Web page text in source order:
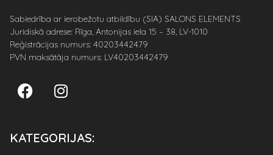
Sabiedrība ar ierobežotu atbildību (SIA) SALONS ELEMENTS
Juridiskā adrese: Rīga, Antonijas iela 15 – 38, LV-1010
Reģistrācijas numurs: 40203442479
PVN maksātāja numurs: LV40203442479
KATEGORIJAS: